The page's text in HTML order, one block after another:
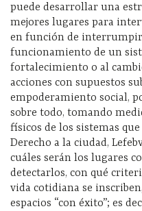
puede desarrollar una
mejores lugares para
en función de
funcionamiento de un
fortalecimiento o al
acciones con supuestos
empoderamiento social,
sobre todo, tomando
físicos de los sistemas
Derecho a la ciudad,
cuáles serán los lugares
detectarlos, con qué
vida cotidiana se
espacios “con éxito”; es